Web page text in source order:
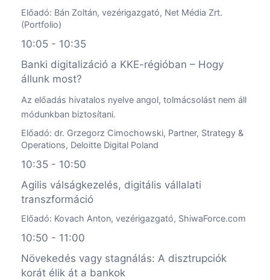
Előadó: Bán Zoltán, vezérigazgató, Net Média Zrt.
(Portfolio)
10:05 - 10:35
Banki digitalizáció a KKE-régióban – Hogy
állunk most?
Az előadás hivatalos nyelve angol, tolmácsolást nem áll
módunkban biztosítani.
Előadó: dr. Grzegorz Cimochowski, Partner, Strategy &
Operations, Deloitte Digital Poland
10:35 - 10:50
Agilis válságkezelés, digitális vállalati
transzformáció
Előadó: Kovach Anton, vezérigazgató, ShiwaForce.com
10:50 - 11:00
Növekedés vagy stagnálás: A disztrupciók
korát élik át a bankok